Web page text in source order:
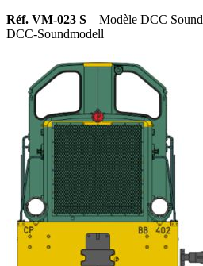
Réf. VM-023 S – Modèle DCC Sound
DCC-Soundmodell